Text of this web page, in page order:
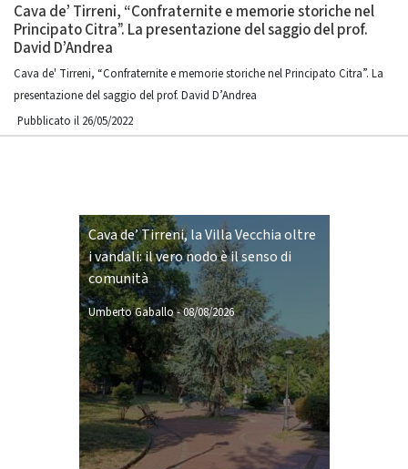
Cava de’ Tirreni, “Confraternite e memorie storiche nel
Principato Citra”. La presentazione del saggio del prof.
David D’Andrea
Cava de' Tirreni, “Confraternite e memorie storiche nel Principato Citra”. La
presentazione del saggio del prof. David D’Andrea
Pubblicato il 26/05/2022
Cava de’ Tirreni, la Villa Vecchia oltre
i vandali: il vero nodo è il senso di
comunità
Umberto Gaballo-08/08/2026